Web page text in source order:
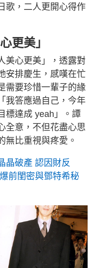
歌，二人更開心得作
更美」
美心更美」，透露對
安排慶生，感嘆在忙
需要珍惜一輩子的緣
我答應過自己，今年
標達成 yeah」。譚
全意，不但花盡心思
無比重視與疼愛。
晶破產 認因財反
前閨密與鄧特希秘